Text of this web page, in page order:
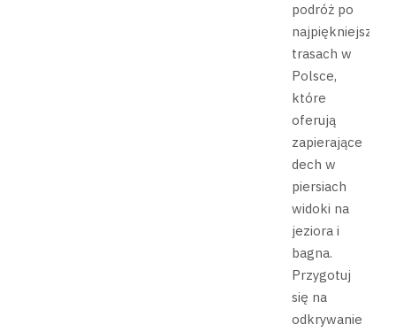
podróż po
najpiękniejszych
trasach w
Polsce,
które
oferują
zapierające
dech w
piersiach
widoki na
jeziora i
bagna.
Przygotuj
się na
odkrywanie